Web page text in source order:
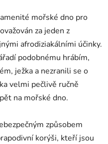
mořské dno pro
za jeden z
afrodiziakálními účinky.
podobnému hrábím,
ježka a nezranili se o
velmi pečlivě ručně
na mořské dno.
způsobem
korýši, kteří jsou